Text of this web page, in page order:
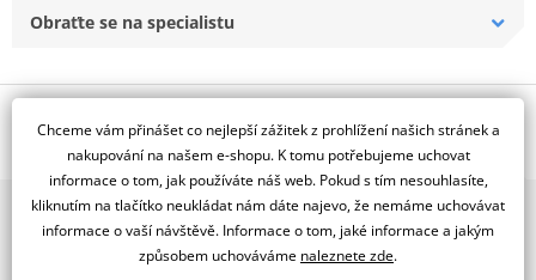
Obraťte se na specialistu
Jsme autorizovaný
dealer značky RDMOTO
BMW R1200 GS (04-07)
Padací rámy RDMOTO nabízí maximální ochranu Vašeho
2x multibrand showroom
9 značek motocyklů, servis, oblečení, doplňky i náhradní
díly, to vše v Praze a Liberci
Chceme vám přinášet co nejlepší zážitek z prohlížení našich stránek a
nakupování na našem e-shopu. K tomu potřebujeme uchovat
informace o tom, jak používáte náš web. Pokud s tím nesouhlasíte,
kliknutím na tlačítko neukládat nám dáte najevo, že nemáme uchovávat
informace o vaší návštěvě. Informace o tom, jaké informace a jakým
způsobem uchováváme naleznete zde.